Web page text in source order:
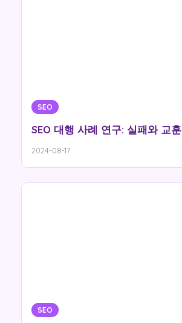
SEO
SEO 대행 사례 연구: 실패와 교훈
2024-08-17
SEO